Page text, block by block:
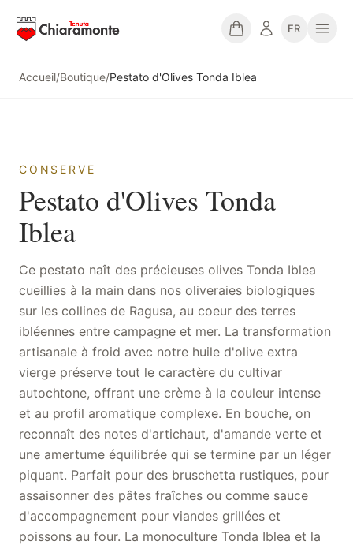
FR
Accueil/Boutique/Pestato d'Olives Tonda Iblea
CONSERVE
Pestato d'Olives Tonda
Iblea
Ce pestato naît des précieuses olives Tonda Iblea
cueillies à la main dans nos oliveraies biologiques
sur les collines de Ragusa, au coeur des terres
ibléennes entre campagne et mer. La transformation
artisanale à froid avec notre huile d'olive extra
vierge préserve tout le caractère du cultivar
autochtone, offrant une crème à la couleur intense
et au profil aromatique complexe. En bouche, on
reconnaît des notes d'artichaut, d'amande verte et
une amertume équilibrée qui se termine par un léger
piquant. Parfait pour des bruschetta rustiques, pour
assaisonner des pâtes fraîches ou comme sauce
d'accompagnement pour viandes grillées et
poissons au four. La monoculture Tonda Iblea et la